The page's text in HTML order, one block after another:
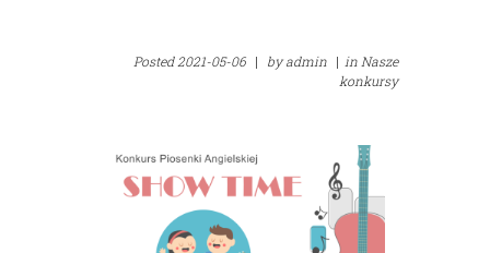
Posted2021-05-06 | byadmin | in Nasze
konkursy